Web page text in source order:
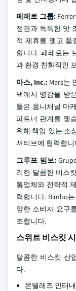
페레로 그룹:
정판과 독특한 맛
적 제휴를 맺고 품
합니다. 페레로는
과 환경 친화적인
마스, Inc.: Mars는
낵에서 영감을 받
들은 옴니채널 마
파트너 관계를 맺
위해 책임 있는 소
셔티브에 협력합니
그루포 빔보:
리한 달콤한 비스
통업체와 전략적
력합니다. Bimbo
양한 소비자 요구
조합니다.
스위트 비스킷
달콤한 비스킷 산
다.
몬델레즈 인터